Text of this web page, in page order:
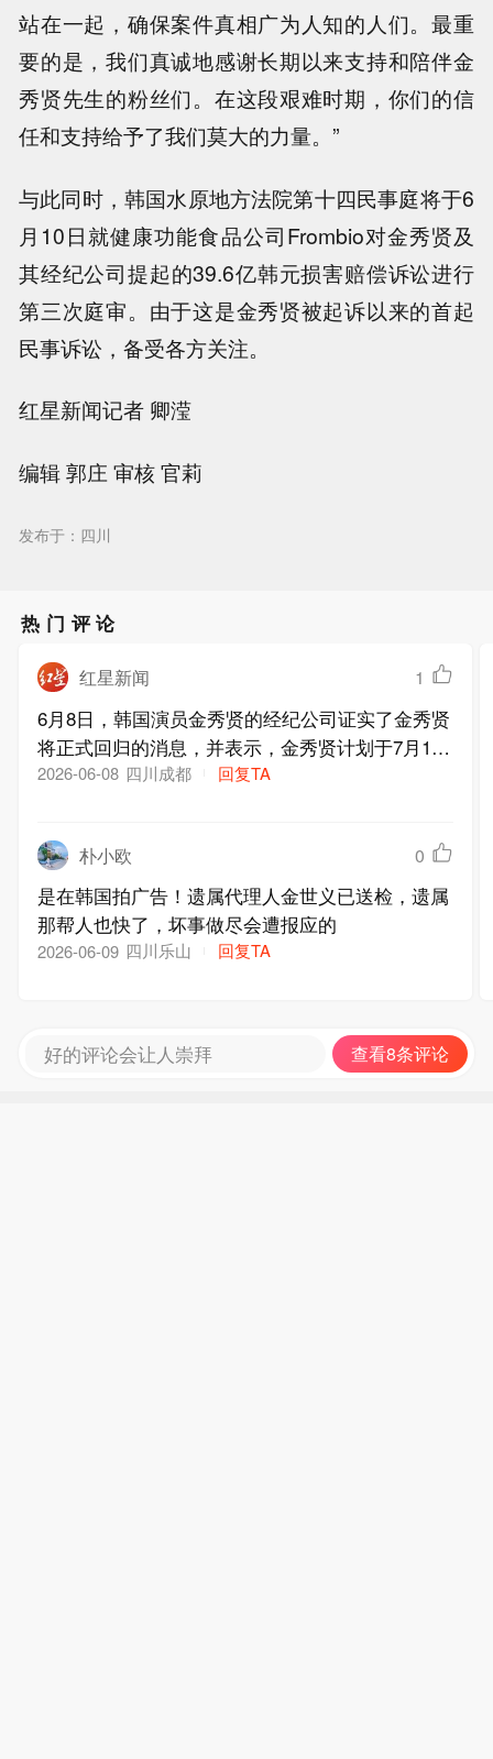
站在一起，确保案件真相广为人知的人们。最重
要的是，我们真诚地感谢长期以来支持和陪伴金
秀贤先生的粉丝们。在这段艰难时期，你们的信
任和支持给予了我们莫大的力量。”
与此同时，韩国水原地方法院第十四民事庭将于6
月10日就健康功能食品公司Frombio对金秀贤及
其经纪公司提起的39.6亿韩元损害赔偿诉讼进行
第三次庭审。由于这是金秀贤被起诉以来的首起
民事诉讼，备受各方关注。
红星新闻记者 卿滢
编辑 郭庄 审核 官莉
发布于：四川
热门评论
红星新闻 1
6月8日，韩国演员金秀贤的经纪公司证实了金秀贤
将正式回归的消息，并表示，金秀贤计划于7月14
日在菲律宾拍摄广告。
2026-06-08 四川成都 回复TA
朴小欧 0
是在韩国拍广告！遗属代理人金世义已送检，遗属
那帮人也快了，坏事做尽会遭报应的
2026-06-09 四川乐山 回复TA
好的评论会让人崇拜 查看8条评论